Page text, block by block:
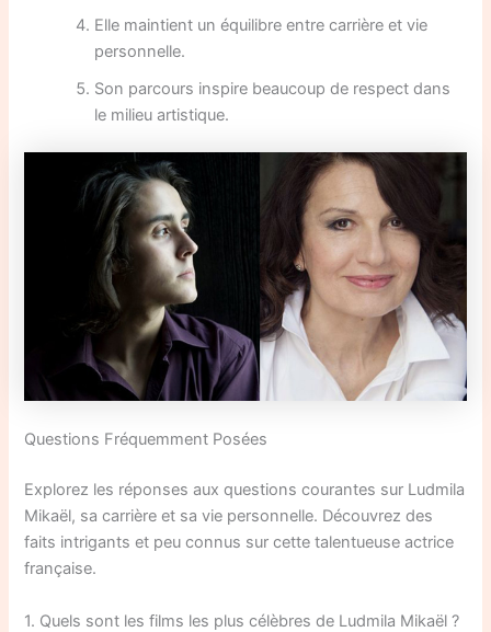
Elle maintient un équilibre entre carrière et vie
personnelle.
Son parcours inspire beaucoup de respect dans
le milieu artistique.
Questions Fréquemment Posées
Explorez les réponses aux questions courantes sur Ludmila
Mikaël, sa carrière et sa vie personnelle. Découvrez des
faits intrigants et peu connus sur cette talentueuse actrice
française.
1. Quels sont les films les plus célèbres de Ludmila Mikaël ?